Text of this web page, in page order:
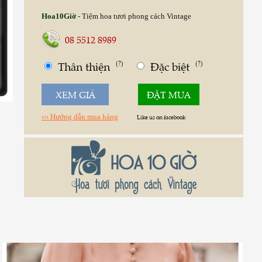
Hoa10Giờ - Tiệm hoa tươi phong cách Vintage
08 5512 8989
Thân thiện (?) Đặc biệt (?)
XEM GIÁ ĐẶT MUA
››› Hướng dẫn mua hàng Like us on facebook